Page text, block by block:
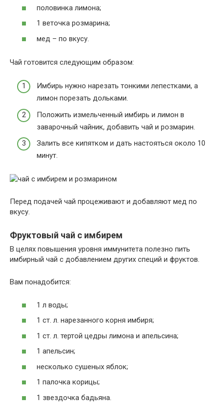
половинка лимона;
1 веточка розмарина;
мед – по вкусу.
Чай готовится следующим образом:
Имбирь нужно нарезать тонкими лепестками, а
лимон порезать дольками.
Положить измельченный имбирь и лимон в
заварочный чайник, добавить чай и розмарин.
Залить все кипятком и дать настояться около 10
минут.
Перед подачей чай процеживают и добавляют мед по
вкусу.
Фруктовый чай с имбирем
В целях повышения уровня иммунитета полезно пить
имбирный чай с добавлением других специй и фруктов.
Вам понадобится:
1 л воды;
1 ст. л. нарезанного корня имбиря;
1 ст. л. тертой цедры лимона и апельсина;
1 апельсин;
несколько сушеных яблок;
1 палочка корицы;
1 звездочка бадьяна.